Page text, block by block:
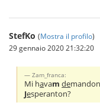
StefKo (Mostra il profilo)
29 gennaio 2020 21:32:20
Zam_franca:
Mi havam de
Jesperanton?